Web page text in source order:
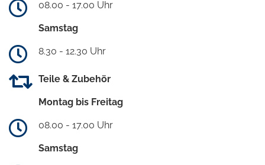
08.00 - 17.00 Uhr
Samstag
8.30 - 12.30 Uhr
Teile & Zubehör
Montag bis Freitag
08.00 - 17.00 Uhr
Samstag